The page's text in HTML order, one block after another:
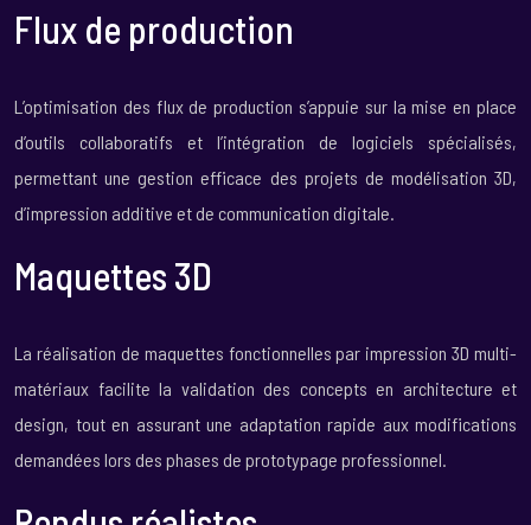
Flux de production
L’optimisation des flux de production s’appuie sur la mise en place
d’outils collaboratifs et l’intégration de logiciels spécialisés,
permettant une gestion efficace des projets de modélisation 3D,
d’impression additive et de communication digitale.
Maquettes 3D
La réalisation de maquettes fonctionnelles par impression 3D multi-
matériaux facilite la validation des concepts en architecture et
design, tout en assurant une adaptation rapide aux modifications
demandées lors des phases de prototypage professionnel.